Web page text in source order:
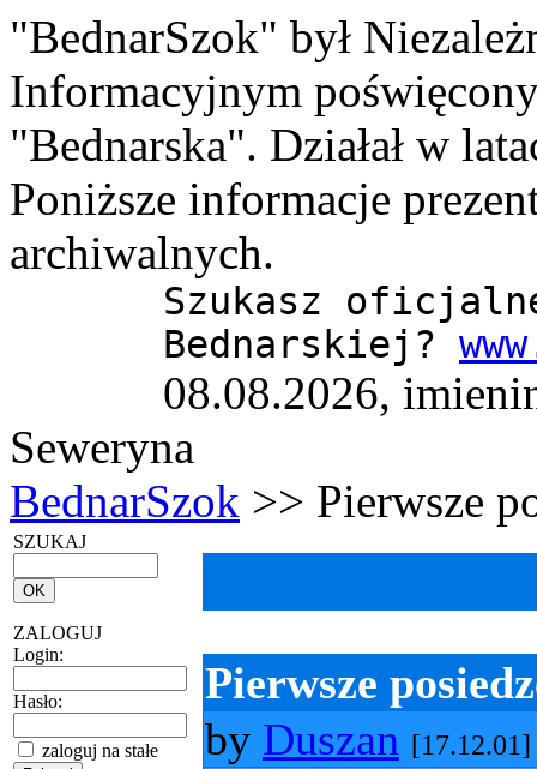
"BednarSzok" był
Informacyjnym
"Bednarska". Działał w
Poniższe informacje
archiwalnych.
Szukasz
Bednarskiej?
08.08.2026,
Seweryna
BednarSzok >> Pierwsze
SZUKAJ
ZALOGUJ
Login:
Hasło:
zaloguj na stałe
Pierwsze
by Duszan [17.12.01]